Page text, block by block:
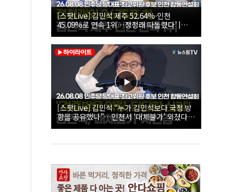
[스팟Live] 김민석 제주 52.64%·인천
45.09%로 연속 1위…정청래 따돌렸다’ |
26.08.08 더불어민주당 당대표·최고위원 후
보 인천 합동연설회
[스팟Live] 김민석 “누가 김민석보다 국정 방
향을 공유했나”…인천서 ‘대체불가’ 외쳤다 |
26.08.08 더불어민주당 당대표·최고위원 후